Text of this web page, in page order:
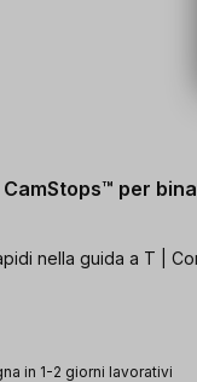
per
nella guida a T |
in 1-2 giorni lavorativi